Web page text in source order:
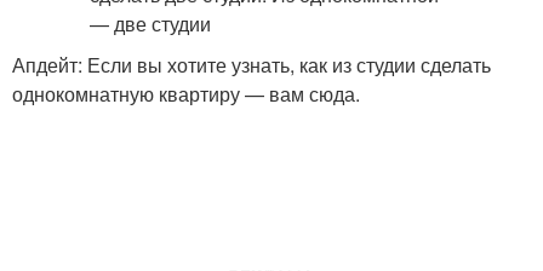
Апдейт: Если вы хотите узнать, как из студии сделать
однокомнатную квартиру — вам сюда.